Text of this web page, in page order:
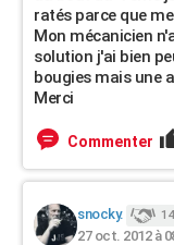
ratés parce que
Mon mécanicien
solution j'ai bien
bougies mais une
Merci
Commenter
snocky.
27 oct. 2012 à